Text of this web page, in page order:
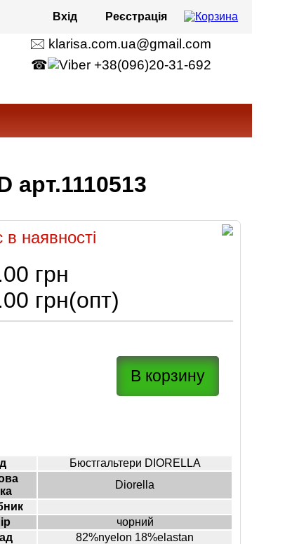
Вхід
Реєстрація
🖂 klarisa.com.ua@gmail.com
☎
+38(096)20-31-692
арт.1110513
наявності
грн
грн(опт)
Бюстгальтери DIORELLA
Diorella
чорний
82%nyelon 18%elastan